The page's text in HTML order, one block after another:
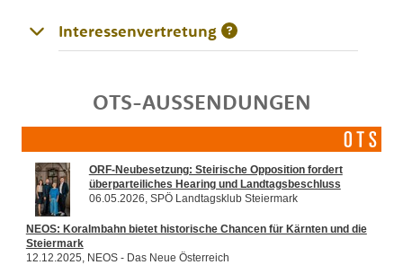
Interessenvertretung
OTS-AUSSENDUNGEN